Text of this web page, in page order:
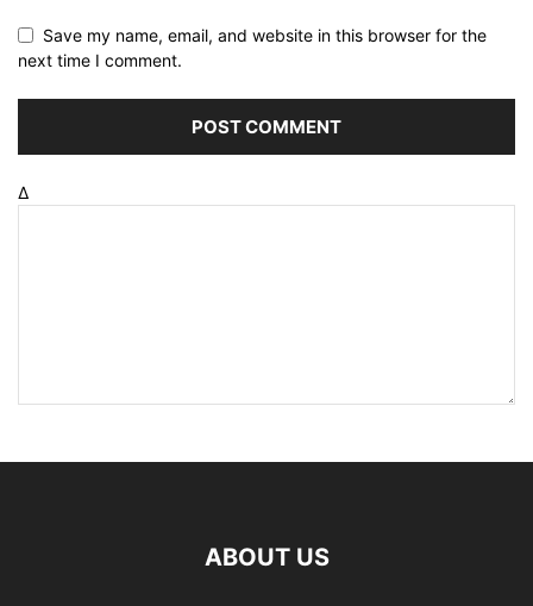
Save my name, email, and website in this browser for the
next time I comment.
Δ
ABOUT US